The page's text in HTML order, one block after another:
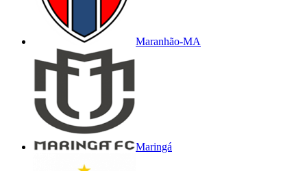
Maranhão-MA
Maringá